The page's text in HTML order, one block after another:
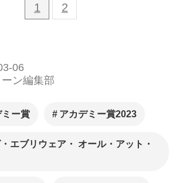
1 2
06
ーン編集部
ー賞 アカデミー賞2023
エブリウェア・ オール・アット・